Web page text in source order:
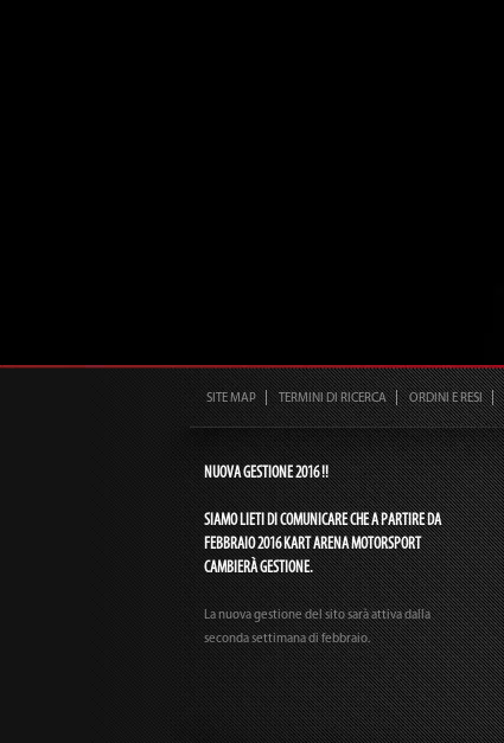
SITE MAP TERMINI DI RICERCA ORDINI E RESI
NUOVA GESTIONE 2016 !!
SIAMO LIETI DI COMUNICARE CHE A PARTIRE DA
FEBBRAIO 2016 KART ARENA MOTORSPORT
CAMBIERÀ GESTIONE.
La nuova gestione del sito sarà attiva dalla
seconda settimana di febbraio.